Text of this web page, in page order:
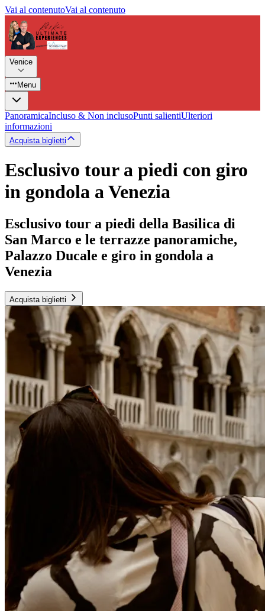
Vai al contenutoVai al contenuto
Venice
Menu
PanoramicaIncluso & Non inclusoPunti salientiUlteriori
informazioni
Acquista biglietti
Esclusivo tour a piedi con giro
in gondola a Venezia
Esclusivo tour a piedi della Basilica di
San Marco e le terrazze panoramiche,
Palazzo Ducale e giro in gondola a
Venezia
Acquista biglietti